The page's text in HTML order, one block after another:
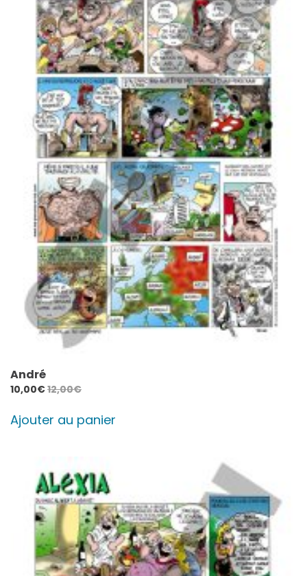
André
10,00€12,00€
Ajouter au panier